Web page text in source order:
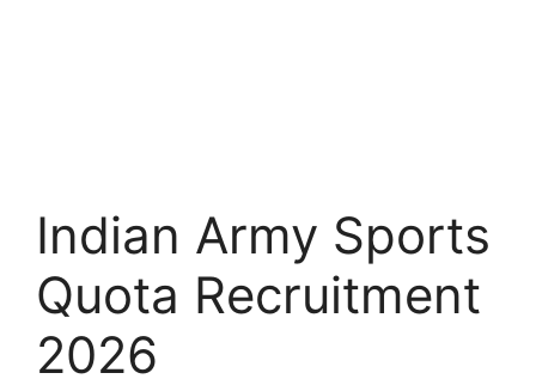
Indian Army Sports
Quota Recruitment
2026